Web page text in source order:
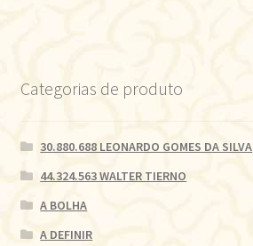
Categorias de produto
30.880.688 LEONARDO GOMES DA SILVA
44.324.563 WALTER TIERNO
A BOLHA
A DEFINIR